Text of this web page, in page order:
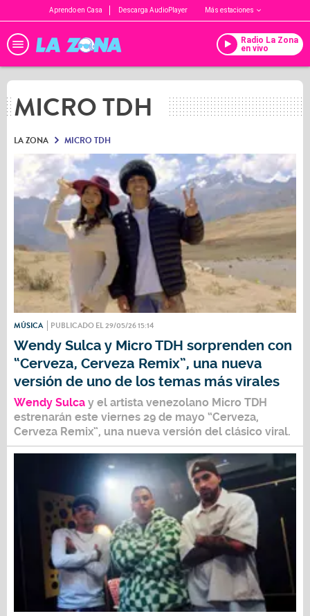
Aprendo en Casa Descarga AudioPlayer Más estaciones
Radio La Zona
en vivo
MICRO TDH
LA ZONA MICRO TDH
MÚSICA PUBLICADO EL 29/05/26 15:14
Wendy Sulca y Micro TDH sorprenden con
“Cerveza, Cerveza Remix”, una nueva
versión de uno de los temas más virales
Wendy Sulca y el artista venezolano Micro TDH
estrenarán este viernes 29 de mayo “Cerveza,
Cerveza Remix”, una nueva versión del clásico viral.